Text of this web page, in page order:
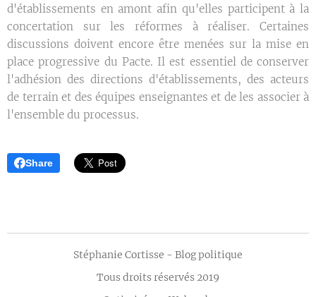
d'établissements en amont afin qu'elles participent à la
concertation sur les réformes à réaliser. Certaines
discussions doivent encore être menées sur la mise en
place progressive du Pacte. Il est essentiel de conserver
l'adhésion des directions d'établissements, des acteurs
de terrain et des équipes enseignantes et de les associer à
l'ensemble du processus.
Share
Stéphanie Cortisse - Blog politique
Tous droits réservés 2019